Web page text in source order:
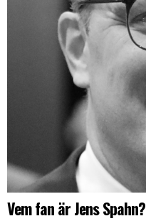
Vem fan är Jens Spahn?